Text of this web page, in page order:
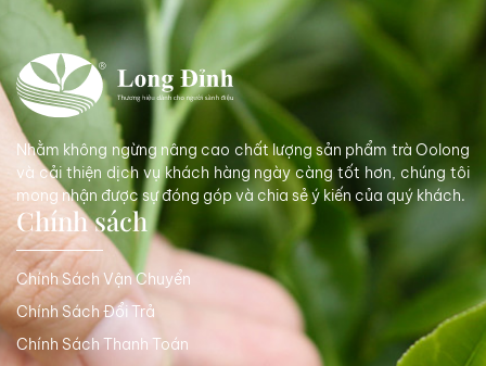
Nhằm không ngừng nâng cao chất lượng sản phẩm trà Oolong
và cải thiện dịch vụ khách hàng ngày càng tốt hơn, chúng tôi
mong nhận được sự đóng góp và chia sẻ ý kiến của quý khách.
Chính sách
Chính Sách Vận Chuyển
Chính Sách Đổi Trả
Chính Sách Thanh Toán